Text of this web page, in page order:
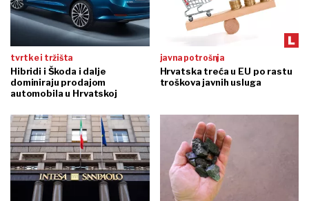
tvrtke i tržišta
Hibridi i Škoda i dalje
dominiraju prodajom
automobila u Hrvatskoj
javna potrošnja
Hrvatska treća u EU po rastu
troškova javnih usluga